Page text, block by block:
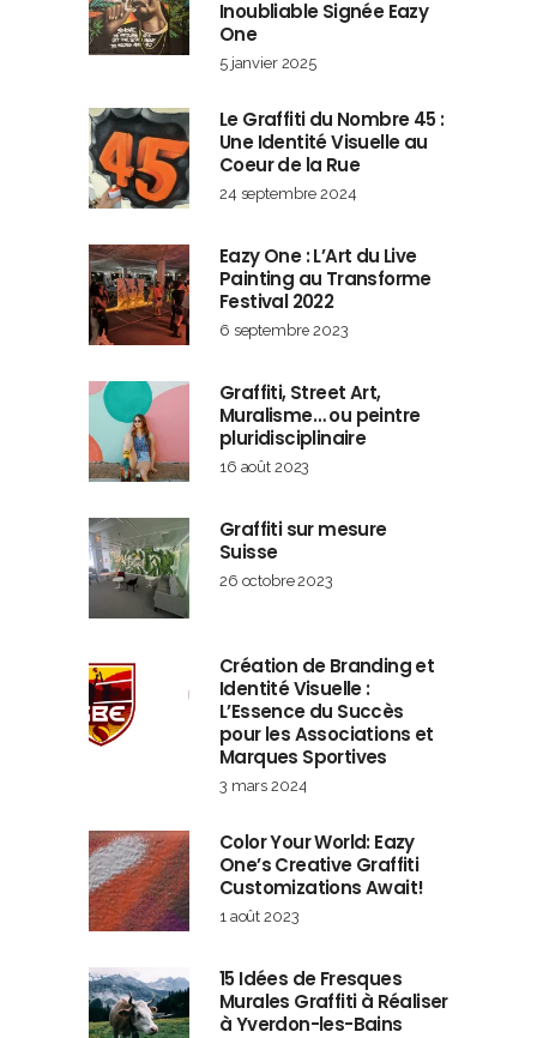
Inoubliable Signée Eazy
One
5 janvier 2025
Le Graffiti du Nombre 45 :
Une Identité Visuelle au
Coeur de la Rue
24 septembre 2024
Eazy One : L’Art du Live
Painting au Transforme
Festival 2022
6 septembre 2023
Graffiti, Street Art,
Muralisme… ou peintre
pluridisciplinaire
16 août 2023
Graffiti sur mesure
Suisse
26 octobre 2023
Création de Branding et
Identité Visuelle :
L’Essence du Succès
pour les Associations et
Marques Sportives
3 mars 2024
Color Your World: Eazy
One’s Creative Graffiti
Customizations Await!
1 août 2023
15 Idées de Fresques
Murales Graffiti à Réaliser
à Yverdon-les-Bains